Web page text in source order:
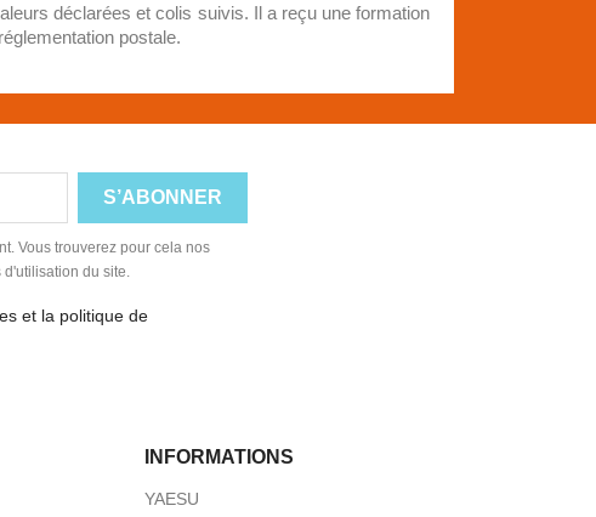
déclarées et colis suivis. Il a reçu une formation
postale.
Vous trouverez pour cela nos
du site.
et la politique de
INFORMATIONS
YAESU